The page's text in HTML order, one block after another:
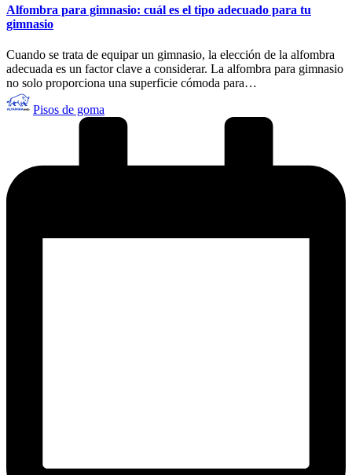
Alfombra para gimnasio: cuál es el tipo adecuado para tu
gimnasio
Cuando se trata de equipar un gimnasio, la elección de la alfombra
adecuada es un factor clave a considerar. La alfombra para gimnasio
no solo proporciona una superficie cómoda para…
Publicado
por
Pisos de goma